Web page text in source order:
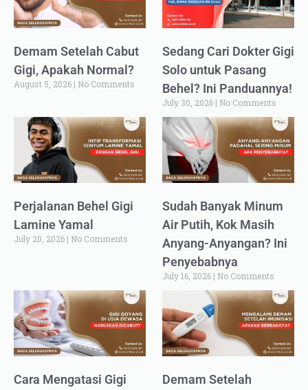
Demam Setelah Cabut
Gigi, Apakah Normal?
August 5, 2026 No Comments
Sedang Cari Dokter Gigi
Solo untuk Pasang
Behel? Ini Panduannya!
July 30, 2026 No Comments
Perjalanan Behel Gigi
Lamine Yamal
July 20, 2026 No Comments
Sudah Banyak Minum
Air Putih, Kok Masih
Anyang-Anyangan? Ini
Penyebabnya
July 16, 2026 No Comments
Cara Mengatasi Gigi
Demam Setelah